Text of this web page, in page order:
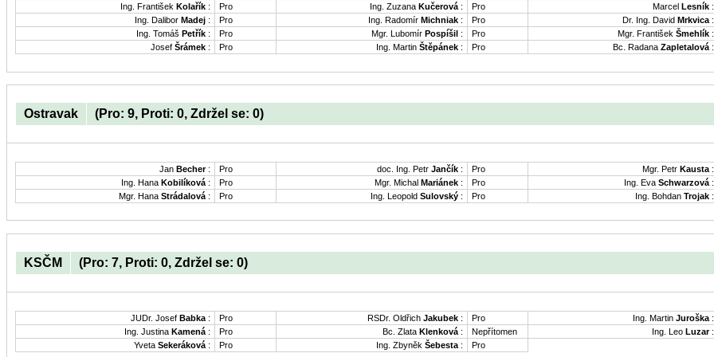
Ing. František Kolařík : Pro Ing. Zuzana Kučerová: Pro Marcel Lesník :
Ing. Dalibor Madej : Pro Ing. Radomír Michniak : Pro Dr. Ing. David Mrkvica:
Ing. Tomáš Petřík : Pro Mgr. Lubomír Pospíšil : Pro Mgr. František Šmehlík :
Josef Šrámek : Pro Ing. Martin Štěpánek : Pro Bc. Radana Zapletalová:
Ostravak (Pro: 9, Proti: 0, Zdržel se: 0)
Jan Becher: Pro doc. Ing. Petr Jančík : Pro Mgr. Petr Kausta :
Ing. Hana Kobilíková : Pro Mgr. Michal Mariánek : Pro Ing. Eva Schwarzová :
Mgr. Hana Strádalová : Pro Ing. Leopold Sulovský : Pro Ing. Bohdan Trojak :
KSČM (Pro: 7, Proti: 0, Zdržel se: 0)
JUDr. Josef Babka : Pro RSDr. Oldřich Jakubek : Pro Ing. Martin Juroška :
Ing. Justina Kamená : Pro Bc. Zlata Klenková : Nepřítomen Ing. Leo Luzar:
Yveta Sekeráková : Pro Ing. Zbyněk Šebesta : Pro